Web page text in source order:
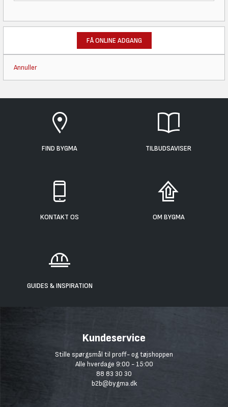
FÅ ONLINE ADGANG
Annuller
FIND BYGMA TILBUDSAVISER
KONTAKT OS OM BYGMA
GUIDES & INSPIRATION
Kundeservice
Stille spørgsmål til proff- og tøjshoppen
Alle hverdage 9:00 - 15:00
88 83 30 30
b2b@bygma.dk